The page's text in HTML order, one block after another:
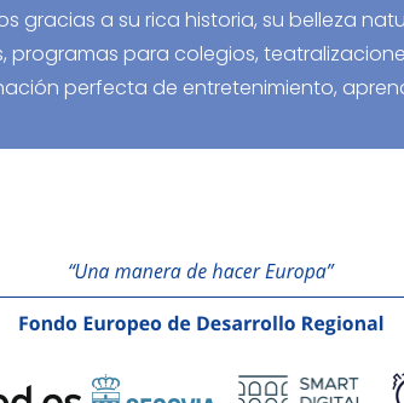
gracias a su rica historia, su belleza
programas para colegios,
perfecta de entretenimiento,